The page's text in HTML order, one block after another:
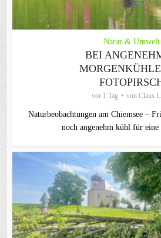
Natur & Umwelt
BEI
vor 1 Tag von Claus
Naturbeobachtungen am Chiemsee –
noch angenehm kühl für